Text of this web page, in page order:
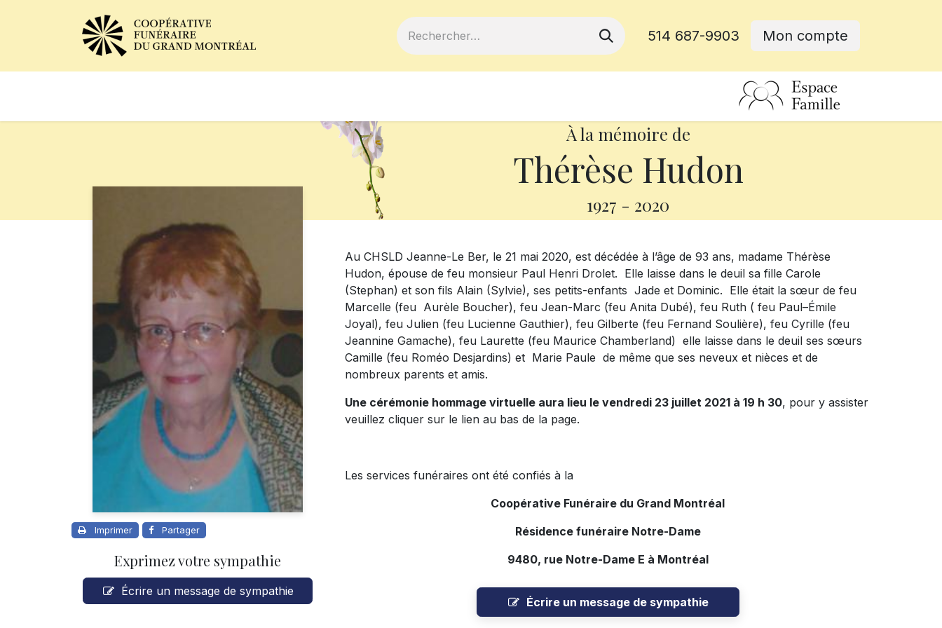
514 687-9903 Mon compte
À la mémoire de
Thérèse Hudon
1927 - 2020
Imprimer Partager
Exprimez votre sympathie
Écrire un message de sympathie
Au CHSLD Jeanne-Le Ber, le 21 mai 2020, est décédée à l’âge de 93 ans, madame Thérèse
Hudon, épouse de feu monsieur Paul Henri Drolet. Elle laisse dans le deuil sa fille Carole
(Stephan) et son fils Alain (Sylvie), ses petits-enfants Jade et Dominic. Elle était la sœur de feu
Marcelle (feu Aurèle Boucher), feu Jean-Marc (feu Anita Dubé), feu Ruth ( feu Paul–Émile
Joyal), feu Julien (feu Lucienne Gauthier), feu Gilberte (feu Fernand Soulière), feu Cyrille (feu
Jeannine Gamache), feu Laurette (feu Maurice Chamberland) elle laisse dans le deuil ses sœurs
Camille (feu Roméo Desjardins) et Marie Paule de même que ses neveux et nièces et de
nombreux parents et amis.
Une cérémonie hommage virtuelle aura lieu le vendredi 23 juillet 2021 à 19 h 30, pour y assister
veuillez cliquer sur le lien au bas de la page.
Les services funéraires ont été confiés à la
Coopérative Funéraire du Grand Montréal
Résidence funéraire Notre-Dame
9480, rue Notre-Dame E à Montréal
Écrire un message de sympathie